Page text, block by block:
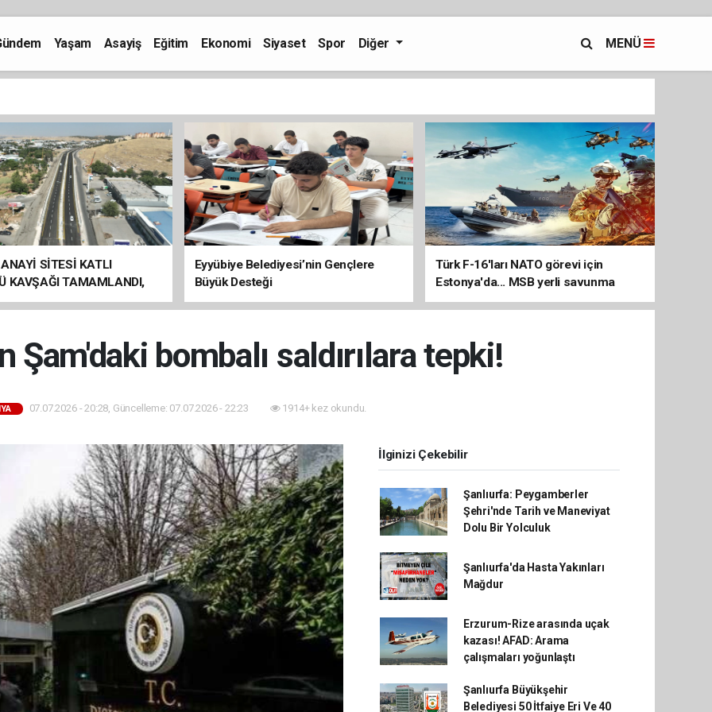
Yaşam Asayiş Eğitim Ekonomi Siyaset Spor Diğer MENÜ
SİTESİ KATLI
KAVŞAĞI TAMAMLANDI,
BAŞLADI
Eyyübiye Belediyesi’nin Gençlere
Büyük Desteği
Türk F-16'ları NATO görevi için
Estonya'da... MSB yerli savunma
sistemleriyle güçleniyor
Şam'daki bombalı saldırılara tepki!
07.07.2026 - 20:28, Güncelleme: 07.07.2026 - 22:23 1914+ kez okundu.
İlginizi Çekebilir
Şanlıurfa: Peygamberler
Şehri'nde Tarih ve Maneviyat
Dolu Bir Yolculuk
Şanlıurfa'da Hasta Yakınları
Mağdur
Erzurum-Rize arasında uçak
kazası! AFAD: Arama
çalışmaları yoğunlaştı
Şanlıurfa Büyükşehir
Belediyesi 50 İtfaiye Eri Ve 40